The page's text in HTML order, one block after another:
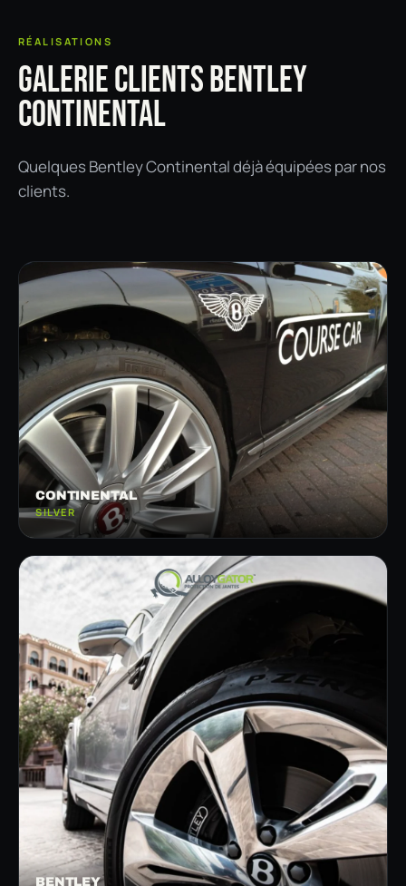
RÉALISATIONS
GALERIE CLIENTS BENTLEY
CONTINENTAL
Quelques Bentley Continental déjà équipées par nos
clients.
CONTINENTAL
SILVER
BENTLEY